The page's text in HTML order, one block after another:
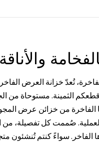
تُعدّ خزانة العرض
الثمينة. مستوحاة من
الفاخرة من خزائن عرض
صُممت كل تفصيلة، من
سواءً كنتم تُنشئون